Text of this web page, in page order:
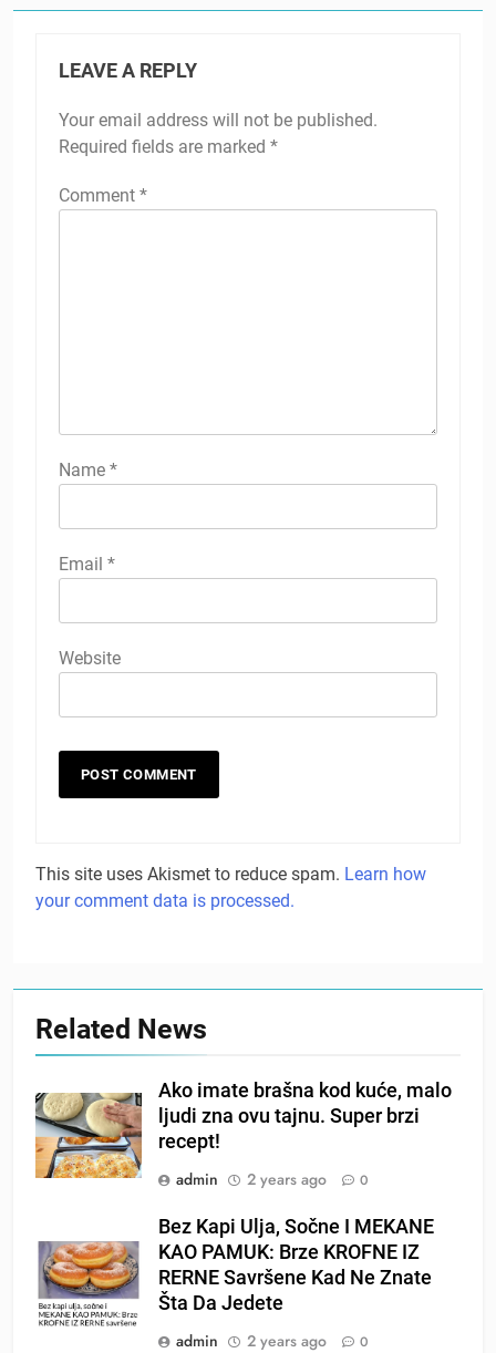
LEAVE A REPLY
Your email address will not be published.
Required fields are marked *
Comment *
Name *
Email *
Website
This site uses Akismet to reduce spam. Learn how
your comment data is processed.
Related News
Ako imate brašna kod kuće, malo
ljudi zna ovu tajnu. Super brzi
recept!
admin
2 years ago 0
Bez Kapi Ulja, Sočne I MEKANE
KAO PAMUK: Brze KROFNE IZ
RERNE Savršene Kad Ne Znate
Šta Da Jedete
admin
2 years ago 0